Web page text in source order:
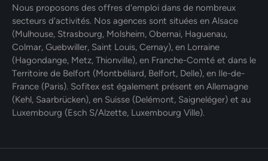
Nous proposons des offres d'emploi dans de nombreux
secteurs d'activités. Nos agences sont situées en Alsace
(Mulhouse, Strasbourg, Molsheim, Obernai, Haguenau,
Colmar, Guebwiller, Saint Louis, Cernay), en Lorraine
(Hagondange, Metz, Thionville), en Franche-Comté et dans le
Territoire de Belfort (Montbéliard, Belfort, Delle), en Ile-de-
France (Paris). Sofitex est également présent en Allemagne
(Kehl, Saarbrücken), en Suisse (Delémont, Saigneléger) et au
Luxembourg (Esch S/Alzette, Luxembourg Ville).